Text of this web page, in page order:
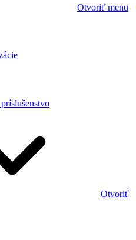
Otvoriť menu
Otvoriť